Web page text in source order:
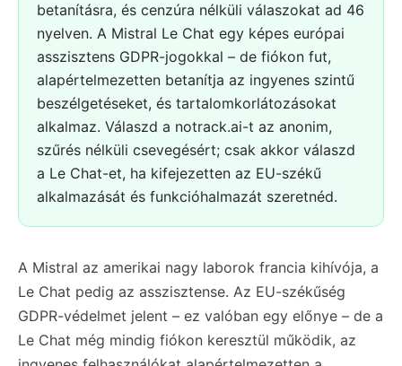
betanításra, és cenzúra nélküli válaszokat ad 46
nyelven. A Mistral Le Chat egy képes európai
asszisztens GDPR-jogokkal – de fiókon fut,
alapértelmezetten betanítja az ingyenes szintű
beszélgetéseket, és tartalomkorlátozásokat
alkalmaz. Válaszd a notrack.ai-t az anonim,
szűrés nélküli csevegésért; csak akkor válaszd
a Le Chat-et, ha kifejezetten az EU-székű
alkalmazását és funkcióhalmazát szeretnéd.
A Mistral az amerikai nagy laborok francia kihívója, a
Le Chat pedig az asszisztense. Az EU-székűség
GDPR-védelmet jelent – ez valóban egy előnye – de a
Le Chat még mindig fiókon keresztül működik, az